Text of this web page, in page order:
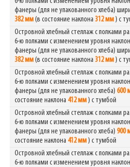
фанеры (для не упакованного хлеба)
382 мм(в состояние наклона 312 мм) с
Островной хлебный стеллаж с полками
6-ю полками с изменением уровня
фанеры (для не упакованного хлеба)
382 мм(в состояние наклона 312 мм) с
Островной хлебный стеллаж с полками
6-ю полками с изменением уровня
фанеры (для не упакованного хлеба) 600
состояние наклона 412 мм) с тумбой
Островной хлебный стеллаж с полками
6-ю полками с изменением уровня
фанеры (для не упакованного хлеба) 900
состояние наклона 412 мм) с тумбой
Островной хлебный стеллаж с полками
6-ю полками с изменением уровня